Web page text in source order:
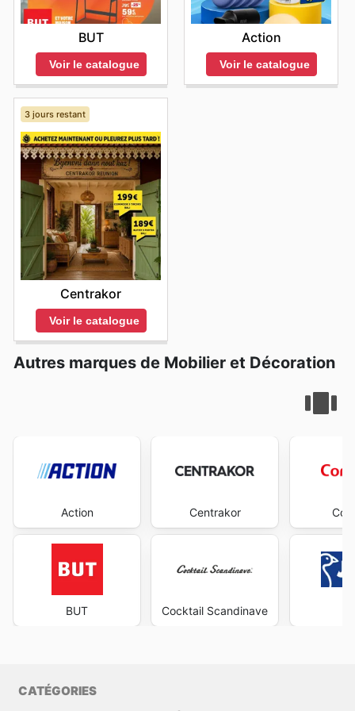
BUT
Voir le catalogue
Action
Voir le catalogue
3 jours restant
Centrakor
Voir le catalogue
Autres marques de Mobilier et Décoration
Action
BUT
Centrakor
Cocktail Scandinave
CATÉGORIES